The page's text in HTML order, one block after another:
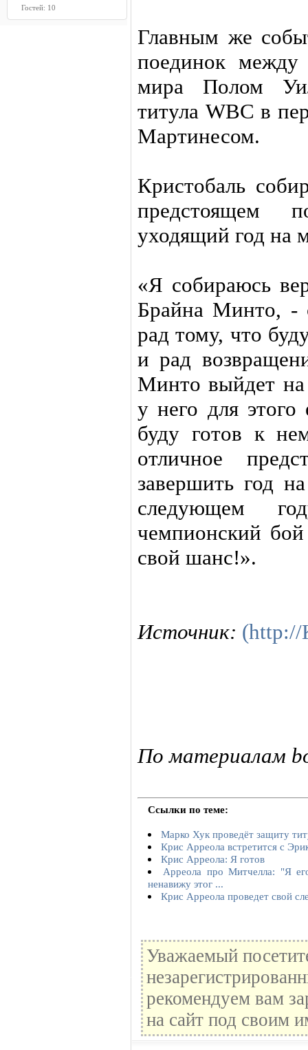
Гостей: 10
Главным же
поединок между
мира Полом
титула WBC в
Мартинесом.
Кристобаль
предстоящем
уходящий год на
«Я собираюсь
Брайна Минто, -
рад тому, что
и рад
Минто выйдет на
у него для
буду готов к
отличное
завершить год
следующем
чемпионский
свой шанс!».
Источник: (http://
По материалам
Ссылки по теме:
Марко Хук проведёт защиту
Крис Арреола встретится с
Крис Арреола: Я готов
Арреола про Митчелла: "Я
ненавижу этог ...
Крис Арреола проведет свой
Уважаемый
рекомендуем вам
на сайт под своим